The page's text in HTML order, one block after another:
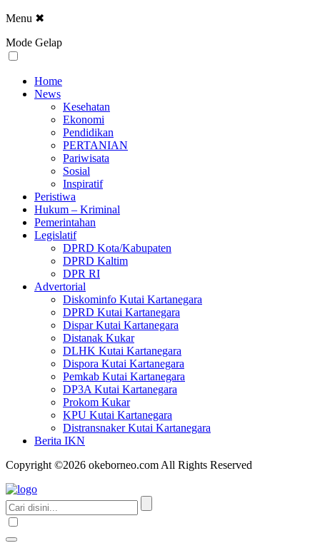
Menu ✖
Mode Gelap
Home
News
Kesehatan
Ekonomi
Pendidikan
PERTANIAN
Pariwisata
Sosial
Inspiratif
Peristiwa
Hukum – Kriminal
Pemerintahan
Legislatif
DPRD Kota/Kabupaten
DPRD Kaltim
DPR RI
Advertorial
Diskominfo Kutai Kartanegara
DPRD Kutai Kartanegara
Dispar Kutai Kartanegara
Distanak Kukar
DLHK Kutai Kartanegara
Dispora Kutai Kartanegara
Pemkab Kutai Kartanegara
DP3A Kutai Kartanegara
Prokom Kukar
KPU Kutai Kartanegara
Distransnaker Kutai Kartanegara
Berita IKN
Copyright ©2026 okeborneo.com All Rights Reserved